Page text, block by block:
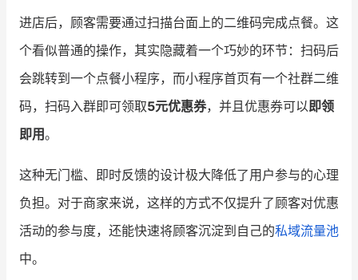
增长俱乐部 有赞商盟
商家社区 社群交流
有赞云 数据通服务
进店后，顾客需要通过扫描台面上的二维码完成点餐。这
个看似普通的操作，其实隐藏着一个巧妙的环节：扫码后
会跳转到一个点餐小程序，而小程序首页有一个社群二维
码，扫码入群即可领取5元优惠券，并且优惠券可以即领
即用。
这种无门槛、即时反馈的设计极大降低了用户参与的心理
负担。对于商家来说，这样的方式不仅提升了顾客对优惠
活动的参与度，还能快速将顾客沉淀到自己的私域流量池
中。